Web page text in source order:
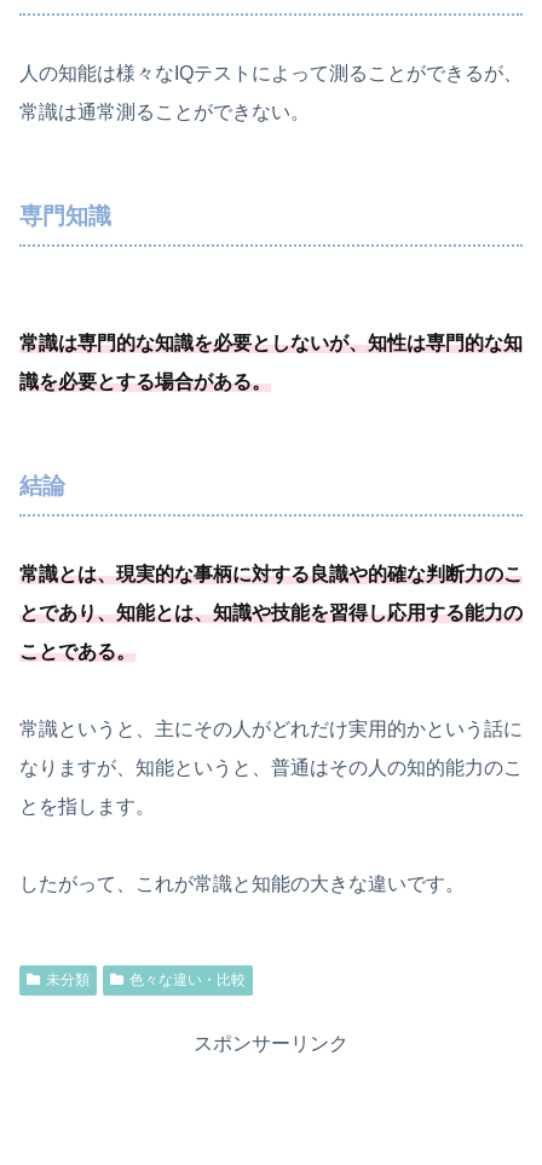
人の知能は様々なIQテストによって測ることができるが、
常識は通常測ることができない。
専門知識
常識は専門的な知識を必要としないが、知性は専門的な知
識を必要とする場合がある。
結論
常識とは、現実的な事柄に対する良識や的確な判断力のこ
とであり、知能とは、知識や技能を習得し応用する能力の
ことである。
常識というと、主にその人がどれだけ実用的かという話に
なりますが、知能というと、普通はその人の知的能力のこ
とを指します。
したがって、これが常識と知能の大きな違いです。
未分類 色々な違い・比較
スポンサーリンク